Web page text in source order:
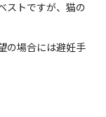
ストですが、猫の
の場合には避妊手